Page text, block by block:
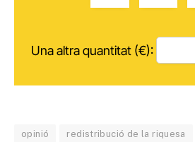
Una altra quantitat (€):
opinió redistribució de la riquesa